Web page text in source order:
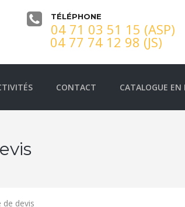
TÉLÉPHONE
04 71 03 51 15 (ASP)
04 77 74 12 98 (JS)
CONTACT CATALOGUE EN
de devis